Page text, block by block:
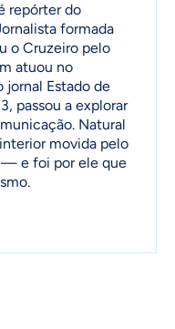
repórter do
formada
o Cruzeiro pelo
atuou no
jornal Estado de
passou a explorar
Natural
movida pelo
— e foi por ele que